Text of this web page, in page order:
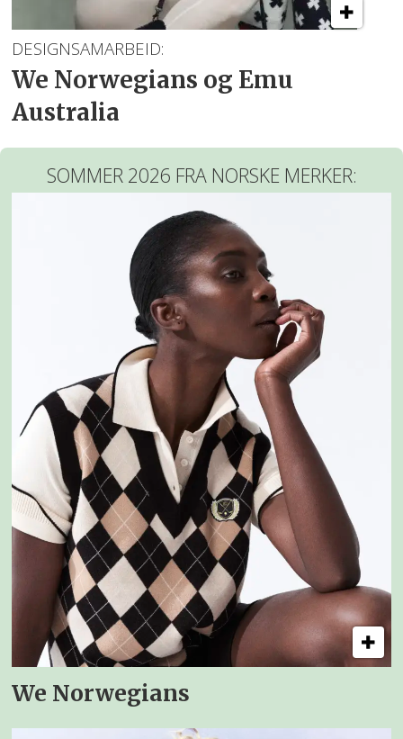
DESIGNSAMARBEID:
We Norwegians og Emu
Australia
SOMMER 2026 FRA NORSKE MERKER:
We Norwegians